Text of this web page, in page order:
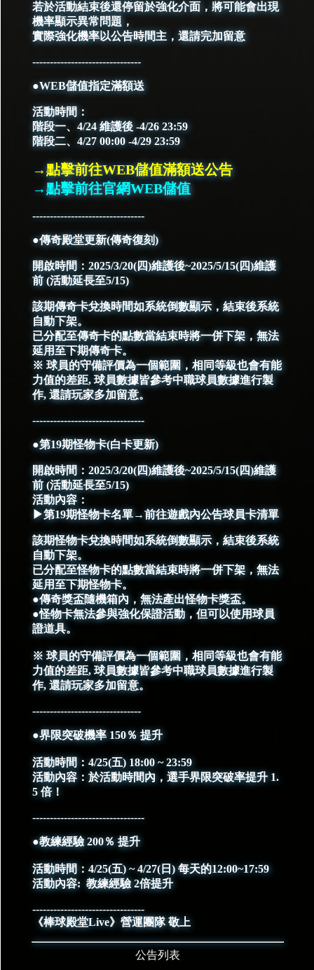
若於活動結束後還停留於強化介面，將可能會出現
機率顯示異常問題，
實際強化機率以公告時間主，還請完加留意
-------------------------------
●WEB儲值指定滿額送
活動時間：
階段一、4/24 維護後 -4/26 23:59
階段二、4/27 00:00 -4/29 23:59
→點擊前往WEB儲值滿額送公告
→點擊前往官網WEB儲值
--------------------------------
●傳奇殿堂更新(傳奇復刻)
開啟時間：2025/3/20(四)維護後~2025/5/15(四)維護
前 (活動延長至5/15)
該期傳奇卡兌換時間如系統倒數顯示，結束後系統
自動下架。
已分配至傳奇卡的點數當結束時將一併下架，無法
延用至下期傳奇卡。
※ 球員的守備評價為一個範圍，相同等級也會有能
力值的差距, 球員數據皆參考中職球員數據進行製
作, 還請玩家多加留意。
--------------------------------
●第19期怪物卡(白卡更新)
開啟時間：2025/3/20(四)維護後~2025/5/15(四)維護
前 (活動延長至5/15)
活動內容：
▶第19期怪物卡名單→前往遊戲內公告球員卡清單
該期怪物卡兌換時間如系統倒數顯示，結束後系統
自動下架。
已分配至怪物卡的點數當結束時將一併下架，無法
延用至下期怪物卡。
●傳奇獎盃隨機箱內，無法產出怪物卡獎盃。
●怪物卡無法參與強化保證活動，但可以使用球員
證道具。
※ 球員的守備評價為一個範圍，相同等級也會有能
力值的差距, 球員數據皆參考中職球員數據進行製
作, 還請玩家多加留意。
-------------------------------
●界限突破機率 150％ 提升
活動時間：4/25(五) 18:00 ~ 23:59
活動內容：於活動時間內，選手界限突破率提升 1.
5 倍！
--------------------------------
●教練經驗 200％ 提升
活動時間：4/25(五) ~ 4/27(日) 每天的12:00~17:59
活動內容: 教練經驗 2倍提升
--------------------------------
《棒球殿堂Live》營運團隊 敬上
公告列表